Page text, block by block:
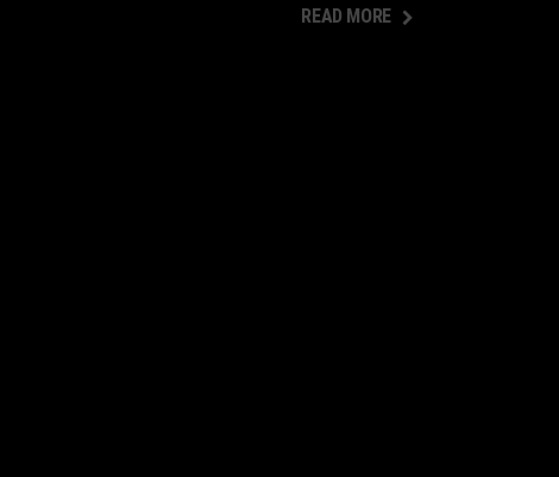
READ MORE